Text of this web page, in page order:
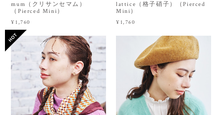
mum（クリサンセマム）
（Pierced Mini）
¥1,760
lattice（格子硝子）（Pierced
Mini）
¥1,760